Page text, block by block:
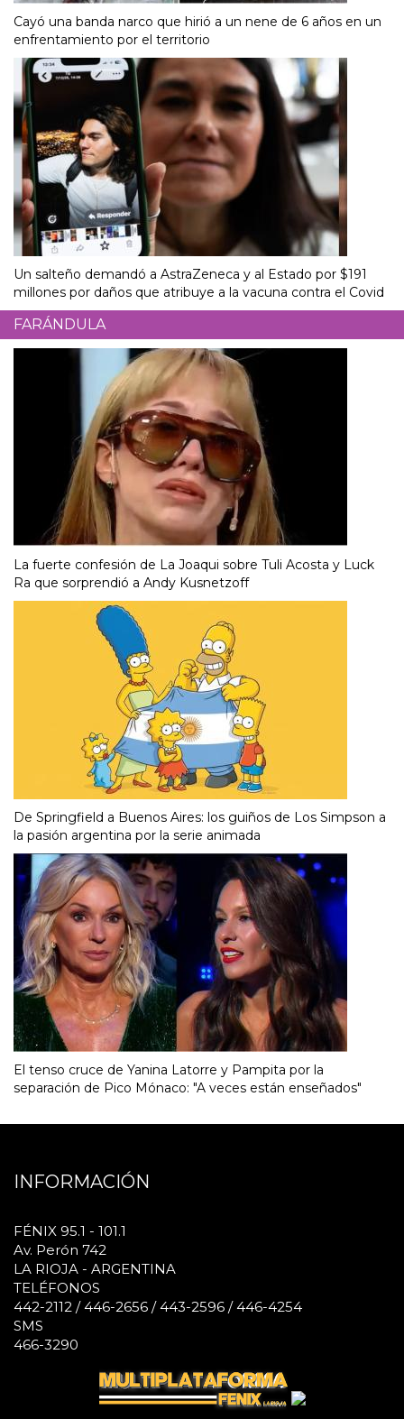
Cayó una banda narco que hirió a un nene de 6 años en un
enfrentamiento por el territorio
Un salteño demandó a AstraZeneca y al Estado por $191
millones por daños que atribuye a la vacuna contra el Covid
FARÁNDULA
La fuerte confesión de La Joaqui sobre Tuli Acosta y Luck
Ra que sorprendió a Andy Kusnetzoff
De Springfield a Buenos Aires: los guiños de Los Simpson a
la pasión argentina por la serie animada
El tenso cruce de Yanina Latorre y Pampita por la
separación de Pico Mónaco: "A veces están enseñados"
INFORMACIÓN
FÉNIX 95.1 - 101.1
Av. Perón 742
LA RIOJA - ARGENTINA
TELÉFONOS
442-2112 / 446-2656 / 443-2596 / 446-4254
SMS
466-3290